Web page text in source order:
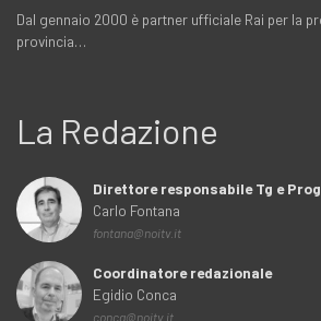
Dal gennaio 2000 è partner ufficiale Rai per la
provincia…
La Redazione
Direttore responsabile Tg e
Carlo Fontana
fontana@noitv.it
Coordinatore redazionale
Egidio Conca
conca@noitv.it